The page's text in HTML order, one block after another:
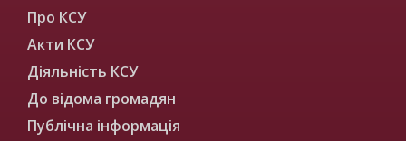
Про КСУ
Акти КСУ
Діяльність КСУ
До відома громадян
Публічна інформація